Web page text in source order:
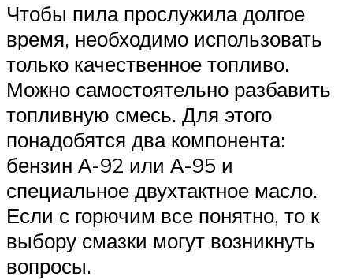
Чтобы пила прослужила долгое
время, необходимо использовать
только качественное топливо.
Можно самостоятельно разбавить
топливную смесь. Для этого
понадобятся два компонента:
бензин А-92 или А-95 и
специальное двухтактное масло.
Если с горючим все понятно, то к
выбору смазки могут возникнуть
вопросы.